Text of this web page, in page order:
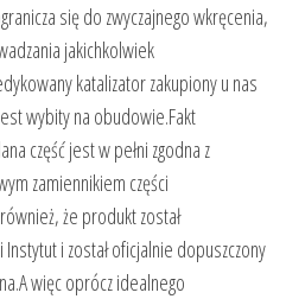
się do zwyczajnego wkręcenia,
jakichkolwiek
katalizator zakupiony u nas
wybity na obudowie.Fakt
część jest w pełni zgodna z
zamiennikiem części
że produkt został
i został oficjalnie dopuszczony
więc oprócz idealnego